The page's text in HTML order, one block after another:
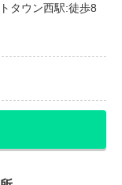
タウン西駅:徒歩8